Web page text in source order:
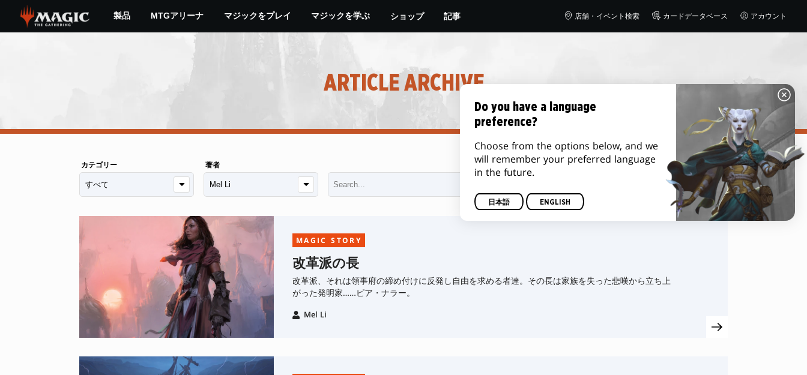
main
製品 MTGアリーナ マジックをプレイ マジックを学ぶ ショップ 記事 店舗・イベント検索 カードデータベース アカウント
ARTICLE ARCHIVE
カテゴリー 著者 並べ替え
MAGIC STORY
改革派の長
改革派、それは領事府の締め付けに反発し自由を求める者達。その長は家族を失った悲嘆から立ち上
がった発明家……ピア・ナラー。
Mel Li
Do you have a language
preference?
Choose from the options below, and we
will remember your preferred language
in the future.
日本語 ENGLISH